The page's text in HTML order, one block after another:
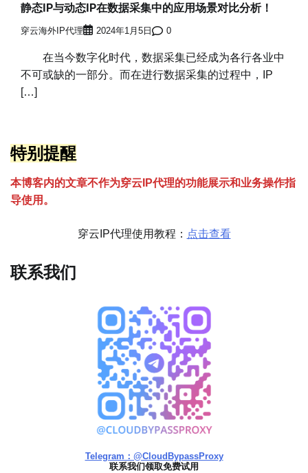
静态IP与动态IP在数据采集中的应用场景对比分析！
穿云海外IP代理 2024年1月5日 0
在当今数字化时代，数据采集已经成为各行各业中
不可或缺的一部分。而在进行数据采集的过程中，IP
[…]
特别提醒
本博客内的文章不作为穿云 P代理的功能展示和业务操作指
导使用。
穿云IP代理使用教程： 点击查看
联系我们
Telegram：@CloudBypassProxy
联系我们领取免费试用